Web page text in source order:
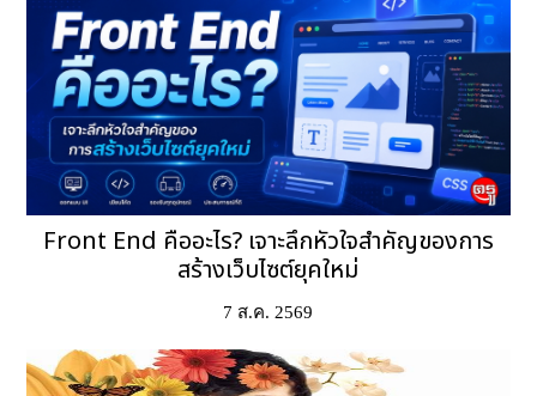
Front End คืออะไร? เจาะลึกหัวใจสำคัญของการ
สร้างเว็บไซต์ยุคใหม่
7 ส.ค. 2569